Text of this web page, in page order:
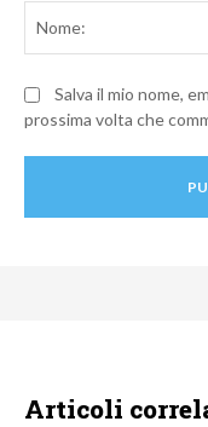
Salva il mio nome,
prossima volta che
Articoli